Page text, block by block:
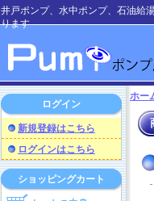
井戸ポンプ、水中ポンプ、石油給
ります
ログイン
新規登録はこちら
ログインはこちら
ショッピングカート
ホー